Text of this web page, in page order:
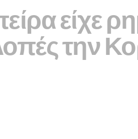
είχε
την